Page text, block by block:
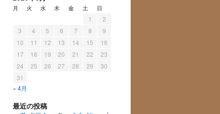
月 火 水 木 金 土 日
1
2
3
4 5 6 7 8
9
10
11 12 13 14 15
16
17
18 19 20 21 22
23
24
25 26 27 28 29
30
31
« 4月
最近の投稿